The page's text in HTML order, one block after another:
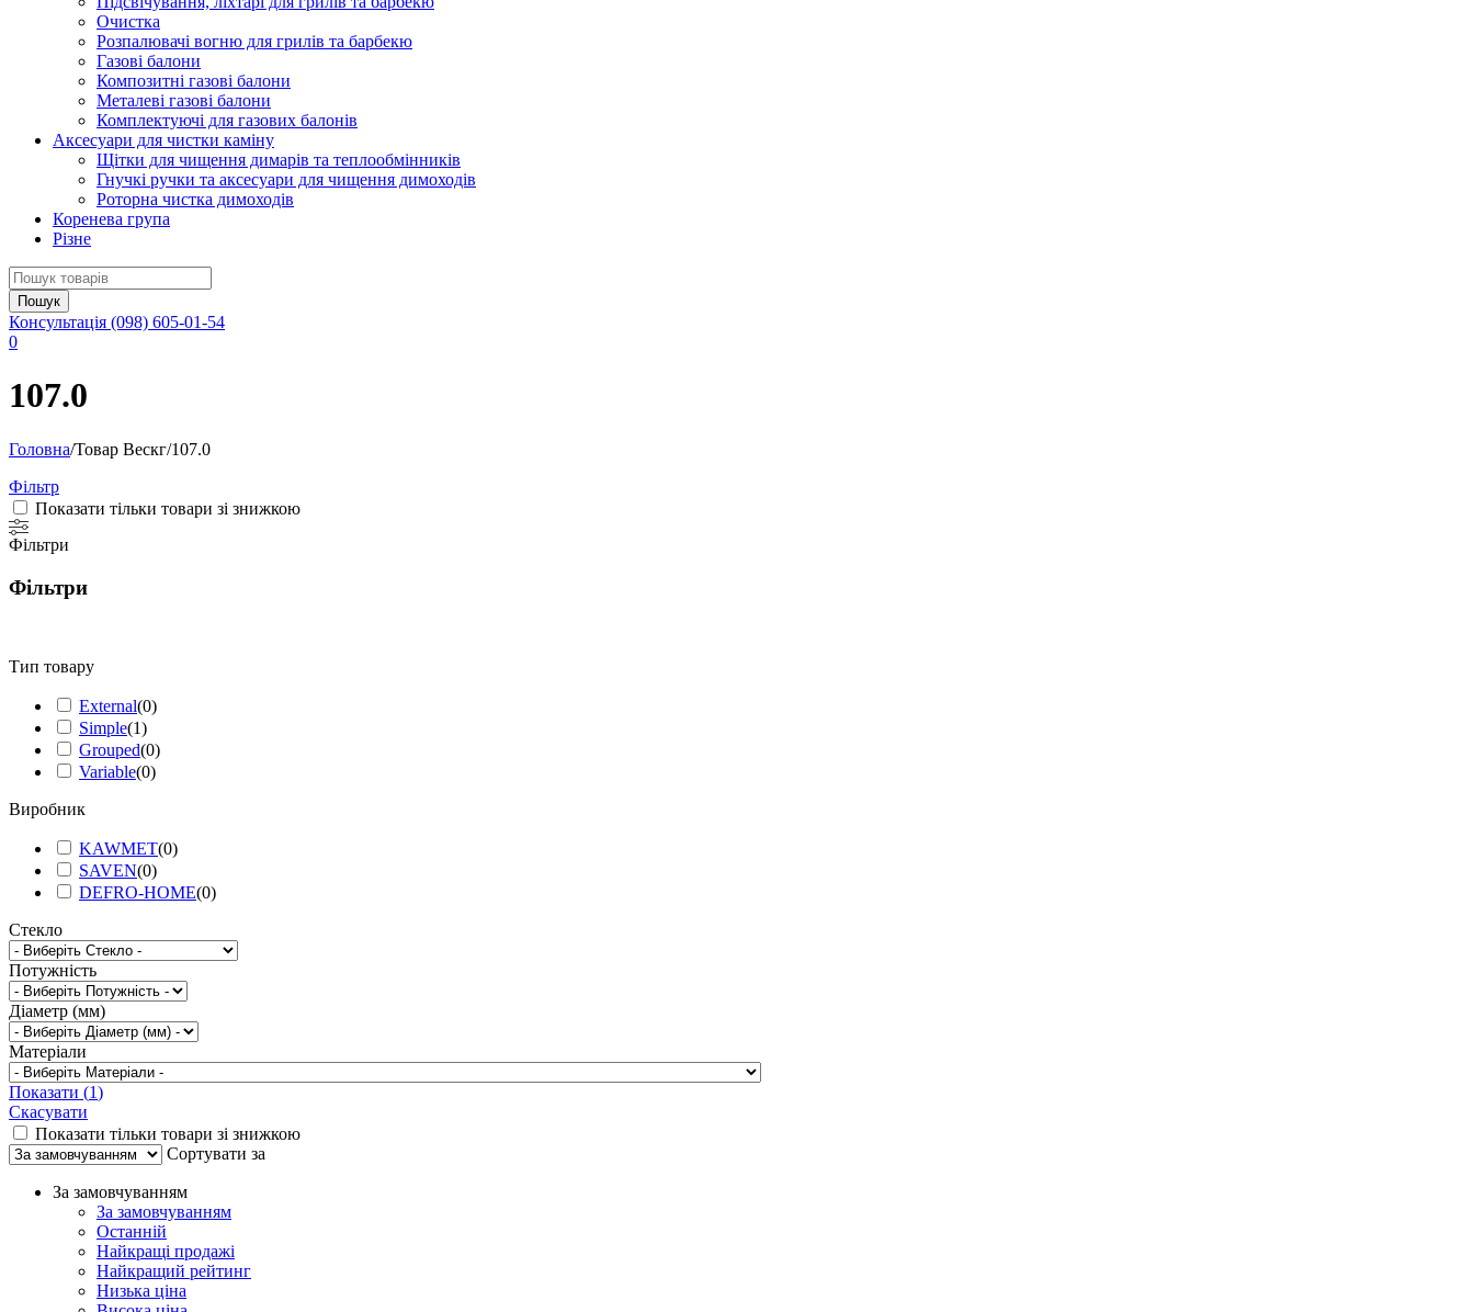
Очистка
Розпалювачі вогню для грилів та барбекю
Газові балони
Композитні газові балони
Металеві газові балони
Комплектуючі для газових балонів
Аксесуари для чистки каміну
Щітки для чищення димарів та теплообмінників
Гнучкі ручки та аксесуари для чищення димоходів
Роторна чистка димоходів
Коренева група
Різне
Консультація (098) 605-01-54
0
107.0
Головна/Товар Вескг/107.0
Фільтр
Показати тільки товари зі знижкою
Фільтри
Фільтри
Тип товару
External(0)
Simple(1)
Grouped(0)
Variable(0)
Виробник
KAWMET(0)
SAVEN(0)
DEFRO-HOME(0)
Стекло
Потужність
Діаметр (мм)
Матеріали
Показати (1)
Скасувати
Показати тільки товари зі знижкою
Сортувати за
За замовчуванням
За замовчуванням
Останній
Найкращі продажі
Найкращий рейтинг
Низька ціна